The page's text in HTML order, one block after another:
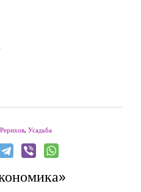
, Усадьба